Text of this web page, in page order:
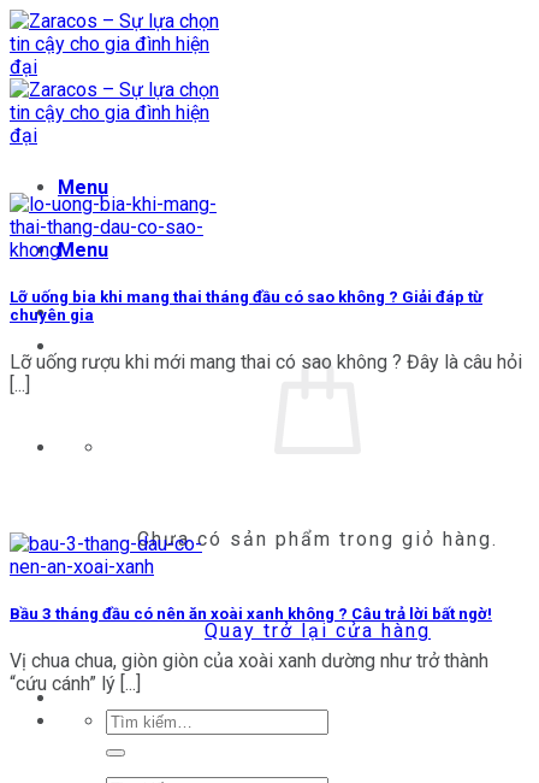
Bỏ
qua
nội
dung
Menu
Menu
Chưa có sản phẩm trong giỏ hàng.
Quay trở lại cửa hàng
Tìm
kiếm:
Lỡ uống bia khi mang thai tháng đầu có sao không ? Giải đáp từ
chuyên gia
Lỡ uống rượu khi mới mang thai có sao không ? Đây là câu hỏi
[...]
Bầu 3 tháng đầu có nên ăn xoài xanh không ? Câu trả lời bất ngờ!
Vị chua chua, giòn giòn của xoài xanh dường như trở thành
“cứu cánh” lý [...]